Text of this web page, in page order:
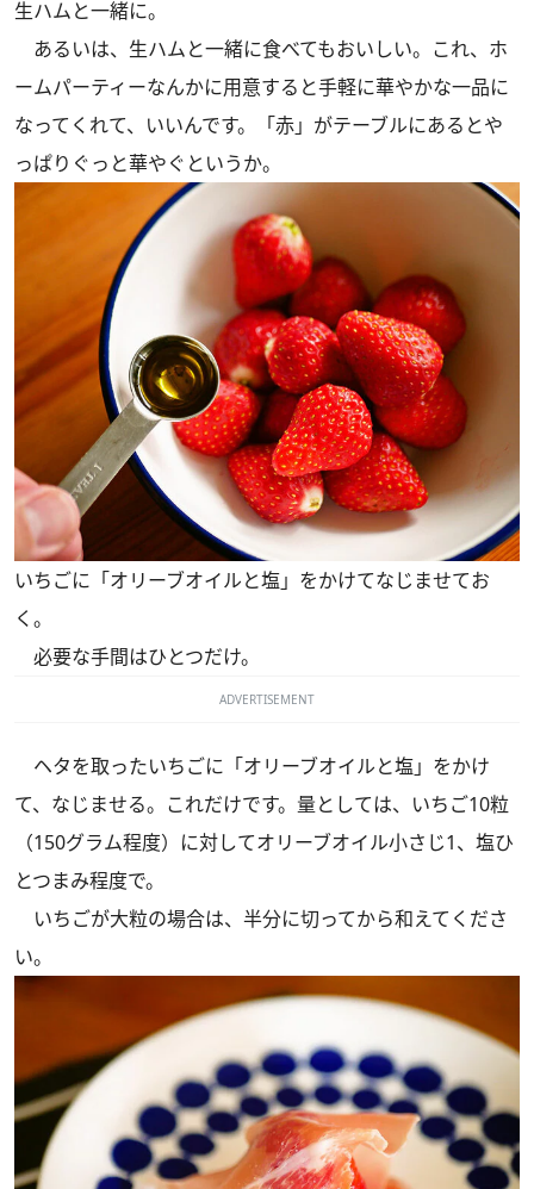
生ハムと一緒に。
あるいは、生ハムと一緒に食べてもおいしい。これ、ホ
ームパーティーなんかに用意すると手軽に華やかな一品に
なってくれて、いいんです。「赤」がテーブルにあるとや
っぱりぐっと華やぐというか。
いちごに「オリーブオイルと塩」をかけてなじませてお
く。
必要な手間はひとつだけ。
ADVERTISEMENT
ヘタを取ったいちごに「オリーブオイルと塩」をかけ
て、なじませる。これだけです。量としては、いちご10粒
（150グラム程度）に対してオリーブオイル小さじ1、塩ひ
とつまみ程度で。
いちごが大粒の場合は、半分に切ってから和えてくださ
い。